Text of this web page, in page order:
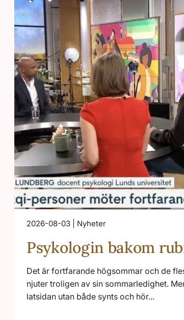
2026-08-03 | Nyheter
Psykologin bakom
Det är fortfarande högsommar och de
njuter troligen av sin sommarledighet.
latsidan utan både synts och hör...